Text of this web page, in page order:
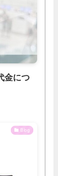
金につ
Blog